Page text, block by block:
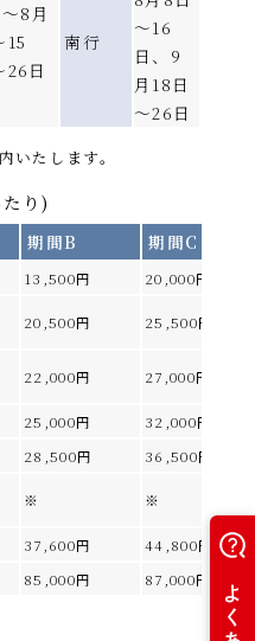
が必要です。
8月
15
26日
南行
～16
日、9
月18日
～26日
たします。
り)
期間B 期間C
13,500円
20,000円
20,500円 25,500円
22,000円 27,000円
25,000円
32,000円
28,500円
36,500円
※ ※
37,600円
44,800円
85,000円 87,000円